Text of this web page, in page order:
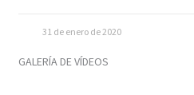
31 de enero de 2020
GALERÍA DE VÍDEOS